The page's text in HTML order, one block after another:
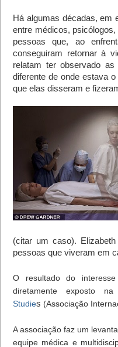
Há algumas décadas, em
entre médicos,
pessoas que, ao
conseguiram retornar à
relatam ter observado
diferente de onde estava
que elas disseram e
(citar um caso).
pessoas que viveram em
O resultado do
diretamente exposto
Studies (Associação
A associação faz um
equipe médica e